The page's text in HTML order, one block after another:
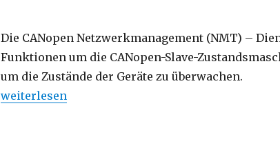
Die CANopen Netzwerkmanagement (NMT) –
Funktionen um die CANopen-Slave-
um die Zustände der Geräte zu überwachen.
„CANopen Netzwerkmanagement – NMT“
weiterlesen